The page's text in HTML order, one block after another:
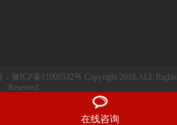
在线咨询
豫ICP备11009532号 Copyright 2018,ALL Rights
Reserved